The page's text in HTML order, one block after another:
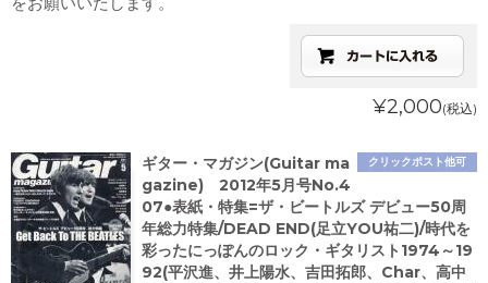
¥2,000(税込)
クリックポスト他可
ギター・マガジン(Guitar ma
gazine) 2012年5月号No.4
07●表紙・特集=ザ・ビートルズ デビュー50周
年総力特集/DEAD END(足立YOU祐二)/時代を
彩ったにっぽんのロック・ギタリスト1974～19
92(平沢進、井上陽水、吉田拓郎、Char、高中